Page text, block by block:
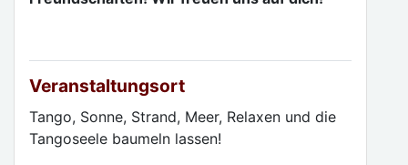
Veranstaltungsort
Tango, Sonne, Strand, Meer, Relaxen und die
Tangoseele baumeln lassen!